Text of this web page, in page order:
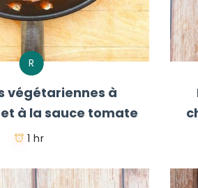
R
végétariennes à
à la sauce tomate
1 hr